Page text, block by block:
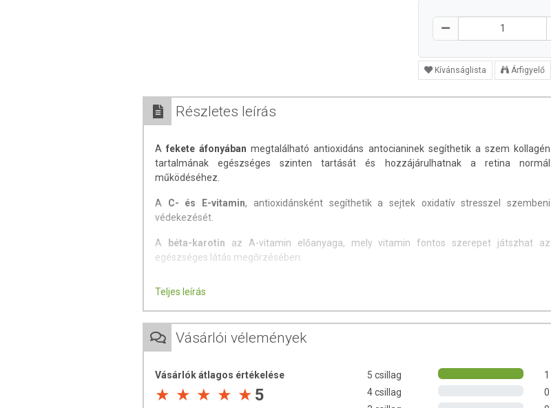
Kívánságlista Árfigyelő
Részletes leírás
Afekete áfonyában megtalálható antioxidáns antocianinek segíthetik a szem kollagén
tartalmának egészséges szinten tartását és hozzájárulhatnak a retina normál
működéséhez.
A C- és E-vitamin, antioxidánsként segíthetik a sejtek oxidatív stresszel szembeni
védekezését.
A béta-karotin az A-vitamin előanyaga, mely vitamin fontos szerepet játszhat az
egészséges látás megőrzésében.
Ahalolajoldódási közeget biztosít a zsírban oldódó vitaminok számára, valamint kedvező
hatását gyakorol a keringési rendszerre, ezáltal a hatóanyagok felszívódására. A
halolajban található DHA (omega-3 zsírsav)
fenntartásához
A hatóanyagok hozzájárulhatnak a szem egészségének megőrzéséhez fokozott
Teljes leírás
Vásárlói vélemények
Vásárlók átlagos értékelése
5
5 csillag
1
4 csillag
0